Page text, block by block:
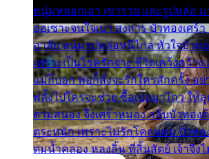
หนุ่มหลอกเอา เขารวย และรูปหล่อ
ออเซาะจนใจเบา สงสาร บัวทองเศร้
อาลัย หนุ่มรูปหล่อหนีไกล หัวใจบัวท
เพราะเป็นโรครักจาง ชีวิตเคว้งคว้าง
แม่ก็บอก พ่อก็สั่งจะรักใครสักครั้ง อย่
พลั้งไปใครจะช่วย ซื้อเปลมาไกว ให้
ตามสนอง จึงเศร้าหมอง กลีบบัวทอง
ตระหนัก เพราะไม่รักโคลนตม บัวทอ
ตมน้ำคลอง หลงลิ้น ที่สิ้นสัตย์ เจ้าจึง